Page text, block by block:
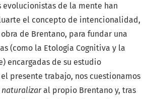
evolucionistas de la mente han
el concepto de intencionalidad,
de Brentano, para fundar una
(como la Etología Cognitiva y la
encargadas de su estudio
presente trabajo, nos cuestionamos
naturalizaral propio Brentano y, tras